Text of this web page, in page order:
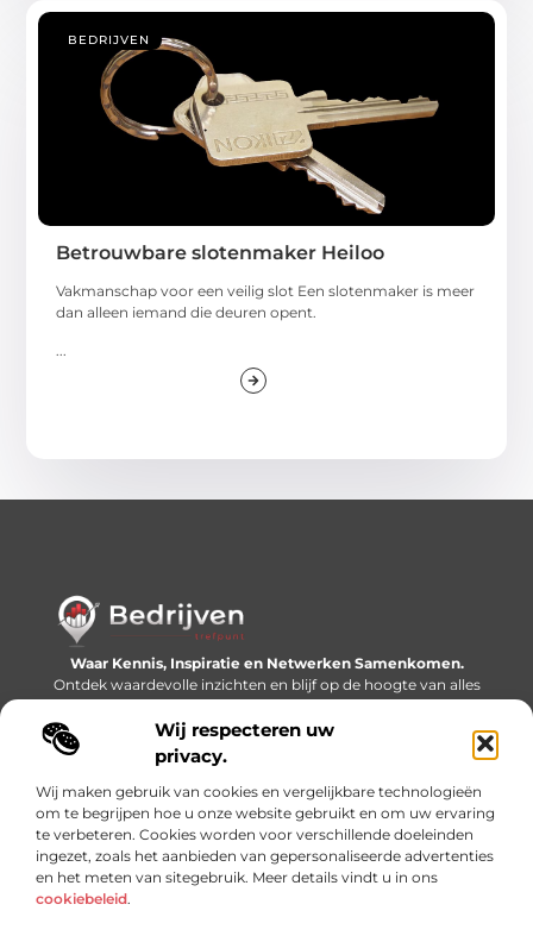
Wij respecteren uw
privacy.
Wij maken gebruik van cookies en vergelijkbare technologieën
om te begrijpen hoe u onze website gebruikt en om uw ervaring
te verbeteren. Cookies worden voor verschillende doeleinden
ingezet, zoals het aanbieden van gepersonaliseerde advertenties
en het meten van sitegebruik. Meer details vindt u in ons
cookiebeleid.
BEDRIJVEN
Betrouwbare slotenmaker Heiloo
Vakmanschap voor een veilig slot Een slotenmaker is meer
dan alleen iemand die deuren opent.
Waar Kennis, Inspiratie en Netwerken Samenkomen.
Ontdek waardevolle inzichten en blijf op de hoogte van alles
wat er speelt in de wereld.
Bericht categorie
Onze informatie